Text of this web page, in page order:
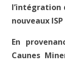
l’intégration
nouveaux
En
Caunes